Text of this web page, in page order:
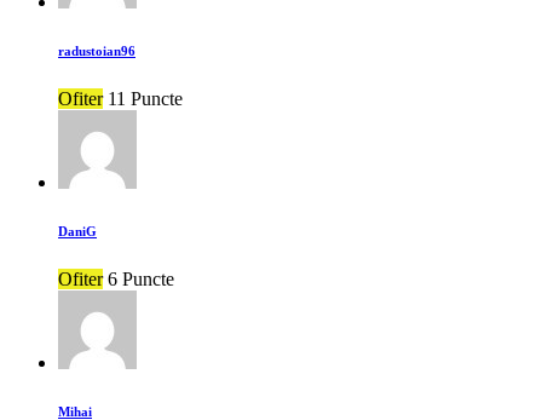
radustoian96
Ofiter 11 Puncte
DaniG
Ofiter 6 Puncte
Mihai